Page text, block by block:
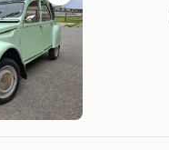
Bewaren
in
Mijn
Favorieten